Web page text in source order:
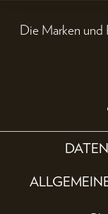
Die Marken